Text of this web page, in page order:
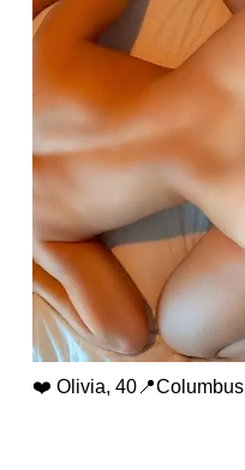
❤️ Olivia, 40📍Columbus